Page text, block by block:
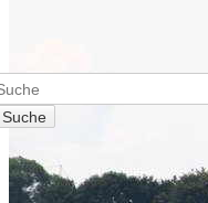
Suche